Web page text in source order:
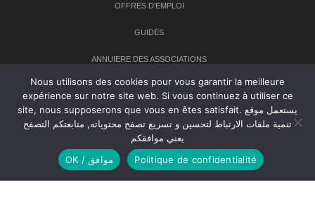
OFFRES D’EMPLOI
GUIDES
ANNUIERE DES ASSOCIATIONS
Newsletter
Inscrivez-vous à notre newsletter pour recevoir les dernières
nouvelles sur TANMIA
Nous utilisons des cookies pour vous garantir la meilleure
expérience sur notre site web. Si vous continuez à utiliser ce
site, nous supposerons que vous en êtes satisfait. يستعمل موقع
تنمية ملفات الارتباط لتحسين و تسريع تصفح محتوياته, متابعتكم التصفح
يعني موافقكم
OK / موافق
Politique de confidentialité